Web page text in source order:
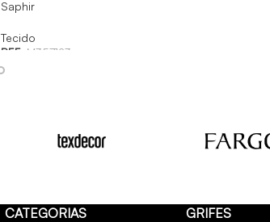
Saphir
Tecido
REF: M357123
CATEGORIAS GRIFES